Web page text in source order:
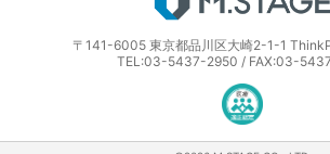
〒141-6005 東京都品川区大崎2-1-1
TEL:03-5437-2950 / FAX:03-